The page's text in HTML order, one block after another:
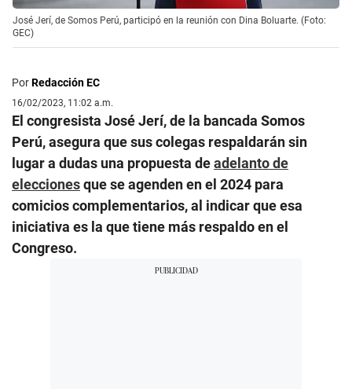
José Jerí, de Somos Perú, participó en la reunión con Dina Boluarte. (Foto:
GEC)
PorRedacción EC
16/02/2023, 11:02 a.m.
El congresista José Jerí, de la bancada Somos
Perú, asegura que sus colegas respaldarán sin
lugar a dudas una propuesta deadelanto de
eleccionesque se agenden en el 2024 para
comicios complementarios, al indicar que esa
iniciativa es la que tiene más respaldo en el
Congreso.